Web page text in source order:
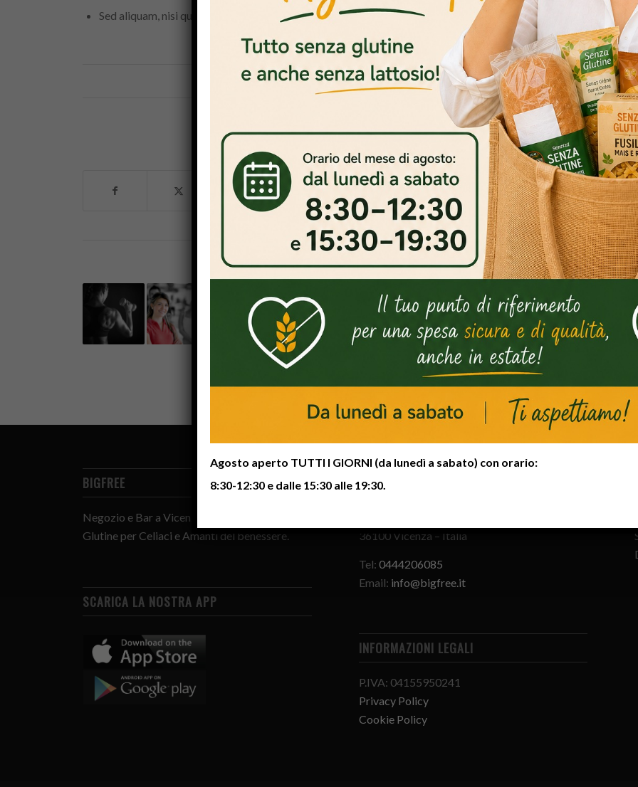
Sed aliquam, nisi quis porttitor congue
24 MAGGIO 2012
/ DA BIGFREE
CONDIVIDI QUESTO ARTICOLO
POTREBBERO INTERESSARTI
BIGFREE
Negozio e Bar a Vicenza con prodotti senza
Glutine per Celiaci e Amanti del benessere.
SCARICA LA NOSTRA APP
CONTATTI
36100 Vicenza – Italia
Tel: 0444206085
Email: info@bigfree.it
INFORMAZIONI LEGALI
P.IVA: 04155950241
Privacy Policy
Cookie Policy
Agosto aperto TUTTI I GIORNI (da lunedì a sabato) con orario:
8:30-12:30 e dalle 15:30 alle 19:30.